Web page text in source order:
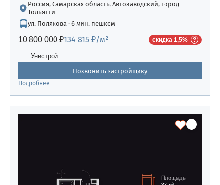
Россия, Самарская область, Автозаводский, город
Тольятти
ул. Полякова · 6 мин. пешком
10 800 000 ₽134 815 ₽/м² скидка 1,5%
Унистрой
Позвонить застройщику
Подробнее